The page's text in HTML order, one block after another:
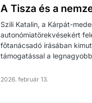
A Tisza és a
Szili Katalin, a Kárpát-
autonómiatörekvésekért
főtanácsadó írásában
támogatással a
2026. február 13.